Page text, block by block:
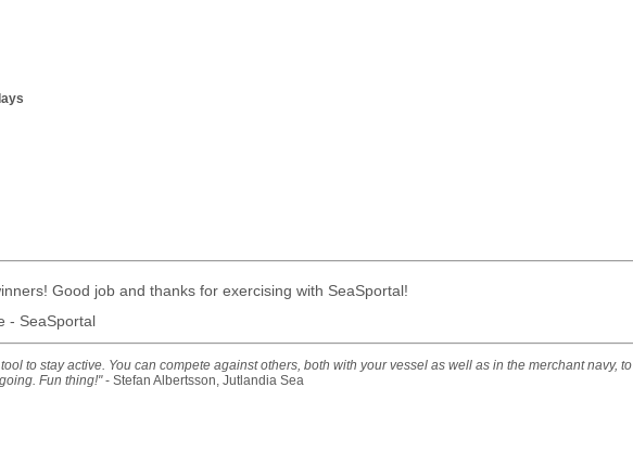
Good job and thanks for exercising with SeaSportal!
- SeaSportal
to stay active. You can compete against others, both with your vessel as well as in the merchant navy, to
Fun thing!"- Stefan Albertsson, Jutlandia Sea